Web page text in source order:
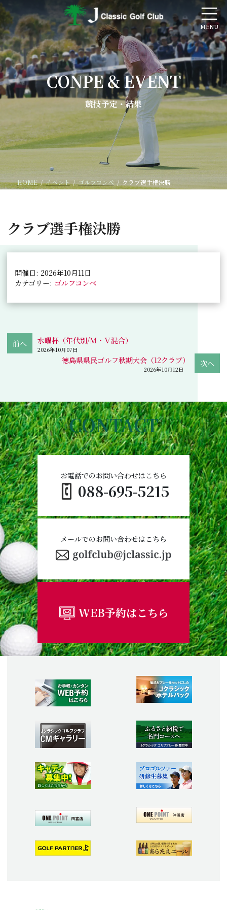
コ
ン
テ
ン
ツ
へ
ス
キ
ッ
プ
ナ
ビ
ゲ
ー
シ
ョ
ン
に
移
動
CONPE & EVENT
競技予定・結果
HOME イベント ゴルフコンペ クラブ選手権決勝
クラブ選手権決勝
開催日: 2026年10月11日
カテゴリー: ゴルフコンペ
水曜杯（年代別/Ｍ・Ｖ混合）
2026年10月07日
徳島県県民ゴルフ秋期大会（12クラブ）
2026年10月12日
CONTACT
088-695-5215
お電話でのお問い合わせはこちら
メールでのお問い合わせはこちら
WEB予約はこちら